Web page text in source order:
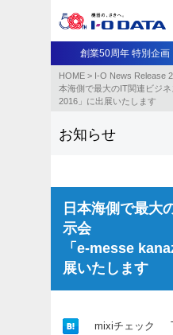
創業50周年 特別企画
HOME > I-O News Release
本海側で最大のIT関連ビジ
2016」に出展いたします
お知らせ
日本海側で最大
示会
「e-messe
展いたします
mixiチェック